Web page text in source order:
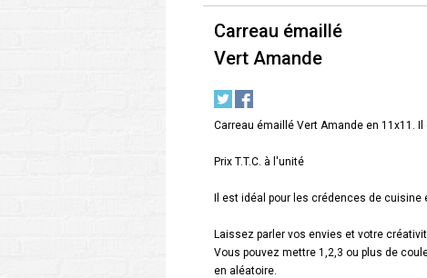
Carreau émaillé
Vert Amande
Carreau émaillé Vert Amande en 11x11.
Prix T.T.C. à l'unité
Il est idéal pour les crédences de
Laissez parler vos envies et votre
Vous pouvez mettre 1,2,3 ou plus de
en aléatoire.